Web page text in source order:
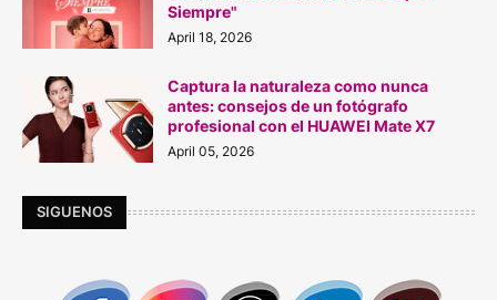
Siempre"
April 18, 2026
Captura la naturaleza como nunca
antes: consejos de un fotógrafo
profesional con el HUAWEI Mate X7
April 05, 2026
SIGUENOS